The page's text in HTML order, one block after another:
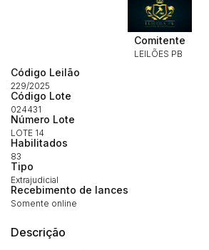
Comitente
LEILÕES PB
Código Leilão
229/2025
Código Lote
024431
Número Lote
LOTE 14
Habilitados
83
Tipo
Extrajudicial
Recebimento de lances
Somente online
Descrição
Envie sua Proposta
Histórico de Propostas
Data
Clique aqui para fazer login
Habilite-se para efetuar lances ou